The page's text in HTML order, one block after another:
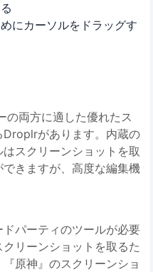
にカーソルをドラッグす
両方に適した優れたス
Droplrがあります。内蔵の
スクリーンショットを取
きますが、高度な編集機
パーティのツールが必要
リーンショットを取るた
原神』のスクリーンショ